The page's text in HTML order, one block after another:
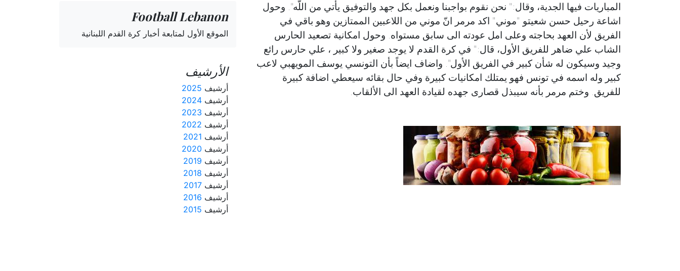
المباريات فيها الجدية، وقال:" نحن نقوم بواجبنا ونعمل بكل جهد والتوفيق يأتي من اللّه". وحول
اشاعة رحيل حسن شعيتو "موني" اكد مرمر انّ موني من اللاعبين الممتازين وهو باقي في
الفريق لأن العهد بحاجته وعلى امل عودته الى سابق مستواه. وحول امكانية تصعيد الحارس
الشاب علي ضاهر للفريق الأول، قال:" في كرة القدم لا يوجد صغير ولا كبير ، علي حارس رائع
وجيد وسيكون له شأن كبير في الفريق الأول". واضاف ايضاً بأن التونسي يوسف المويهبي لاعب
كبير وله اسمه في تونس فهو يمتلك امكانيات كبيرة وفي حال بقائه سيعطي اضافة كبيرة
للفريق. وختم مرمر بأنه سيبذل قصارى جهده لقيادة العهد الى الألقاب.
Football Lebanon
الموقع الأول لمتابعة أخبار كرة القدم اللبنانية
الأرشيف
أرشيف 2025
أرشيف 2024
أرشيف 2023
أرشيف 2022
أرشيف 2021
أرشيف 2020
أرشيف 2019
أرشيف 2018
أرشيف 2017
أرشيف 2016
أرشيف 2015